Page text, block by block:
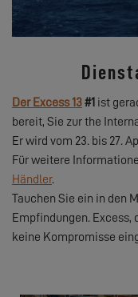
Der Excess 13#1 ist
bereit, Sie zur the
Er wird vom 23. bis 27.
Für weitere
Händler.
Tauchen Sie ein in den
Empfindungen. Excess,
keine Kompromisse